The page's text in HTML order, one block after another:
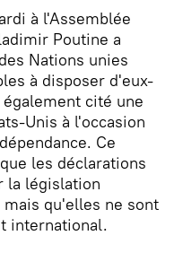
à l'Assemblée
Poutine a
Nations unies
à disposer d'eux-
cité une
Unis à l'occasion
Ce
les déclarations
la législation
qu'elles ne sont
international.